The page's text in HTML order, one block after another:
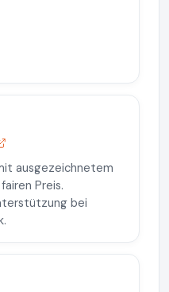
ausgezeichnetem
Preis.
bei